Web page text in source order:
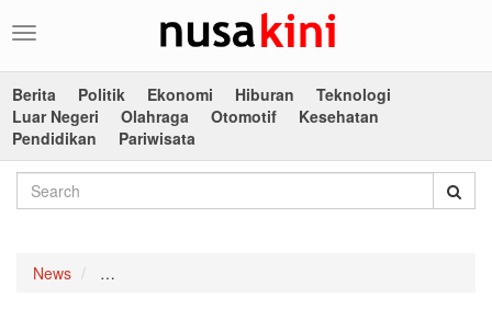
Toggle
Berita
Politik Ekonomi Hiburan
Teknologi
Luar Negeri
Olahraga Otomotif
Kesehatan
Pendidikan
Pariwisata
News